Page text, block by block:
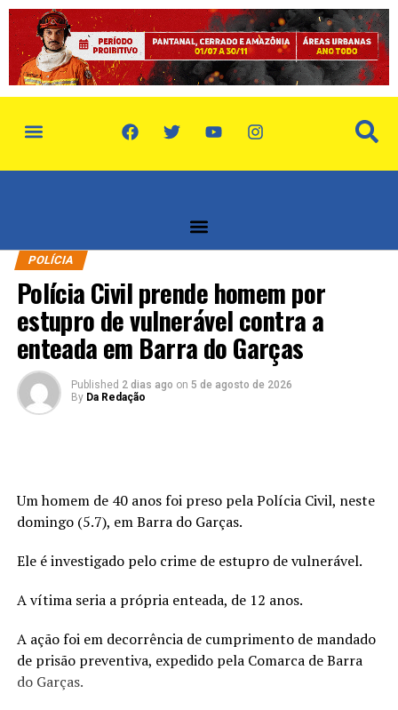
POLÍCIA
Polícia Civil prende homem por
estupro de vulnerável contra a
enteada em Barra do Garças
Published 2 dias ago on 5 de agosto de 2026
By Da Redação
Um homem de 40 anos foi preso pela Polícia Civil, neste
domingo (5.7), em Barra do Garças.
Ele é investigado pelo crime de estupro de vulnerável.
A vítima seria a própria enteada, de 12 anos.
A ação foi em decorrência de cumprimento de mandado
de prisão preventiva, expedido pela Comarca de Barra
do Garças.